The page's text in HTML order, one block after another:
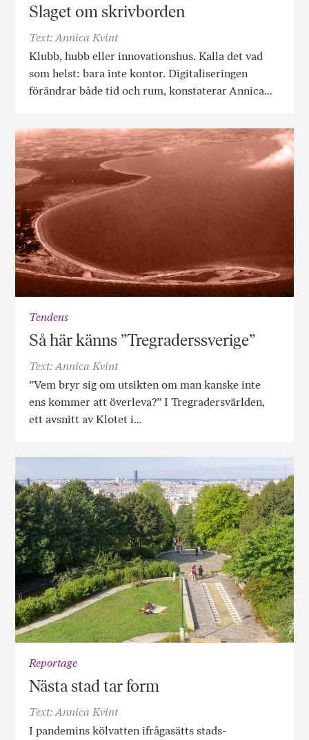
Slaget om skrivborden
Text: Annica Kvint
Klubb, hubb eller innovationshus. Kalla det vad
som helst: bara inte kontor. Digitaliseringen
förändrar både tid och rum, konstaterar Annica…
Tendens
Så här känns ”Tregraderssverige”
Text: Annica Kvint
”Vem bryr sig om utsikten om man kanske inte
ens kommer att överleva?” I Tregradersvärlden,
ett avsnitt av Klotet i…
Reportage
Nästa stad tar form
Text: Annica Kvint
I pandemins kölvatten ifrågasätts stads­­­